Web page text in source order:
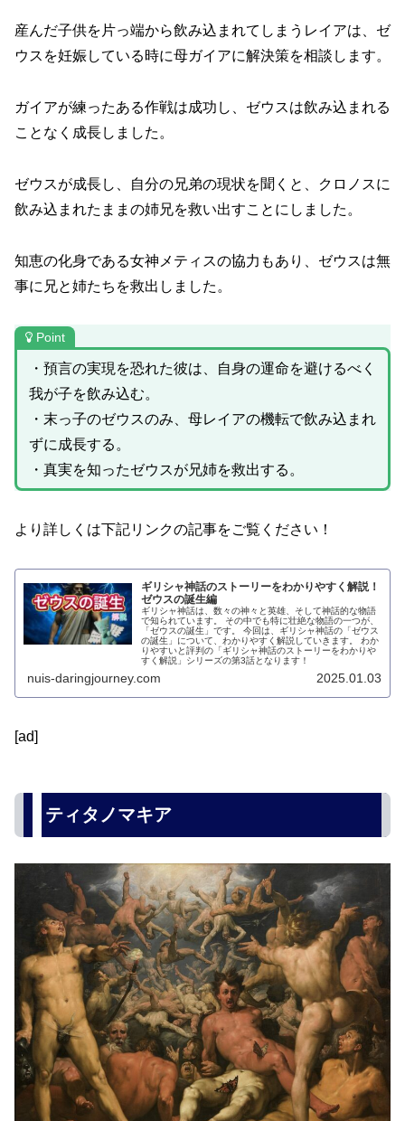
産んだ子供を片っ端から飲み込まれてしまうレイアは、ゼ
ウスを妊娠している時に母ガイアに解決策を相談します。
ガイアが練ったある作戦は成功し、ゼウスは飲み込まれる
ことなく成長しました。
ゼウスが成長し、自分の兄弟の現状を聞くと、クロノスに
飲み込まれたままの姉兄を救い出すことにしました。
知恵の化身である女神メティスの協力もあり、ゼウスは無
事に兄と姉たちを救出しました。
Point
・預言の実現を恐れた彼は、自身の運命を避けるべく
我が子を飲み込む。
・末っ子のゼウスのみ、母レイアの機転で飲み込まれ
ずに成長する。
・真実を知ったゼウスが兄姉を救出する。
より詳しくは下記リンクの記事をご覧ください！
ギリシャ神話のストーリーをわかりやすく解説！
ゼウスの誕生編
ギリシャ神話は、数々の神々と英雄、そして神話的な物語
で知られています。 その中でも特に壮絶な物語の一つが、
「ゼウスの誕生」です。 今回は、ギリシャ神話の「ゼウス
の誕生」について、わかりやすく解説していきます。 わか
りやすいと評判の「ギリシャ神話のストーリーをわかりや
すく解説」シリーズの第3話となります！
nuis-daringjourney.com 2025.01.03
[ad]
ティタノマキア